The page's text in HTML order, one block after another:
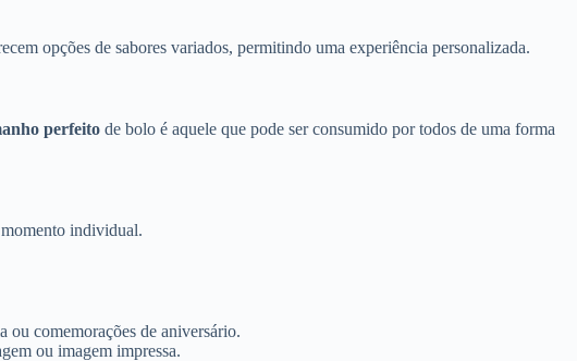
opções de sabores variados, permitindo uma experiência personalizada.
perfeito de bolo é aquele que pode ser consumido por todos de uma forma
individual.
ou comemorações de aniversário.
ou imagem impressa.